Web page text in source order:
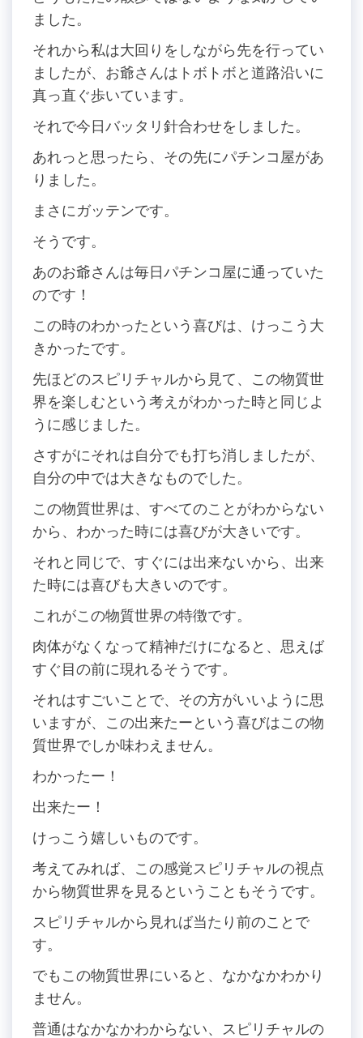
ました。
それから私は大回りをしながら先を行ってい
ましたが、お爺さんはトボトボと道路沿いに
真っ直ぐ歩いています。
それで今日バッタリ針合わせをしました。
あれっと思ったら、その先にパチンコ屋があ
りました。
まさにガッテンです。
そうです。
あのお爺さんは毎日パチンコ屋に通っていた
のです！
この時のわかったという喜びは、けっこう大
きかったです。
先ほどのスピリチャルから見て、この物質世
界を楽しむという考えがわかった時と同じよ
うに感じました。
さすがにそれは自分でも打ち消しましたが、
自分の中では大きなものでした。
この物質世界は、すべてのことがわからない
から、わかった時には喜びが大きいです。
それと同じで、すぐには出来ないから、出来
た時には喜びも大きいのです。
これがこの物質世界の特徴です。
肉体がなくなって精神だけになると、思えば
すぐ目の前に現れるそうです。
それはすごいことで、その方がいいように思
いますが、この出来たーという喜びはこの物
質世界でしか味わえません。
わかったー！
出来たー！
けっこう嬉しいものです。
考えてみれば、この感覚スピリチャルの視点
から物質世界を見るということもそうです。
スピリチャルから見れば当たり前のことで
す。
でもこの物質世界にいると、なかなかわかり
ません。
普通はなかなかわからない、スピリチャルの